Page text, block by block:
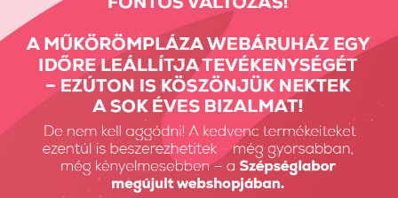
Körömkő strassz
720db mix...
1390 Ft